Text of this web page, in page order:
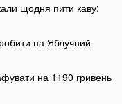
щодня пити каву:
на Яблучний
на 1190 гривень